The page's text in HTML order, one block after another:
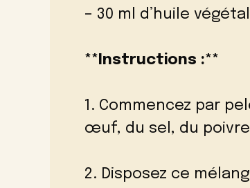
– 30 ml d’huile
**Instructions :**
1. Commencez par
œuf, du sel, du
2. Disposez ce